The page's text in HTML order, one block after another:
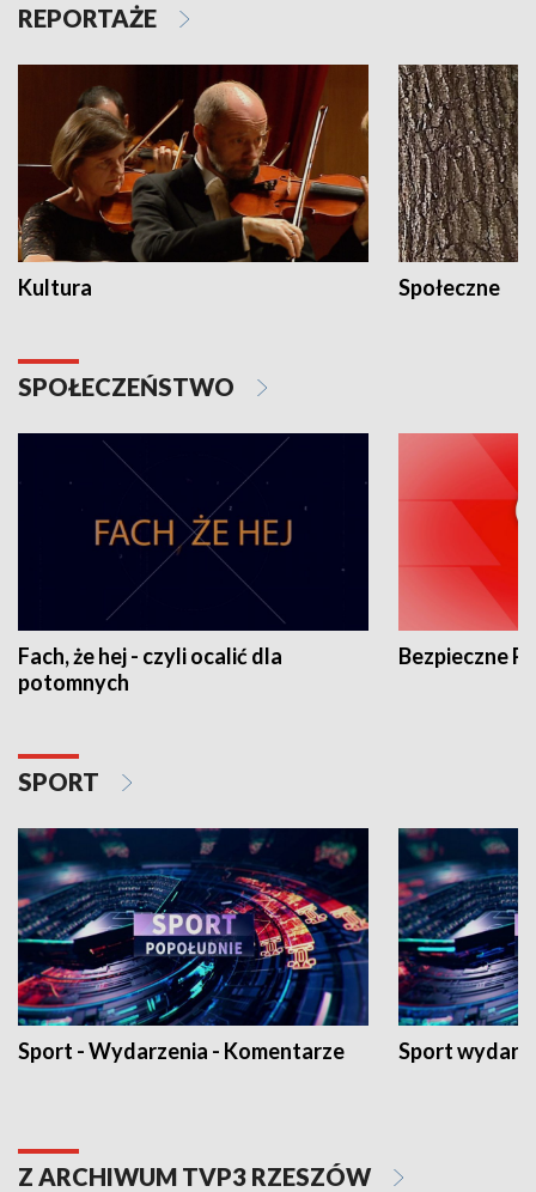
REPORTAŻE
Kultura Społeczne
SPOŁECZEŃSTWO
Fach, że hej - czyli ocalić dla
potomnych
Bezpieczne
SPORT
Sport - Wydarzenia - Komentarze Sport
Z ARCHIWUM TVP3 RZESZÓW